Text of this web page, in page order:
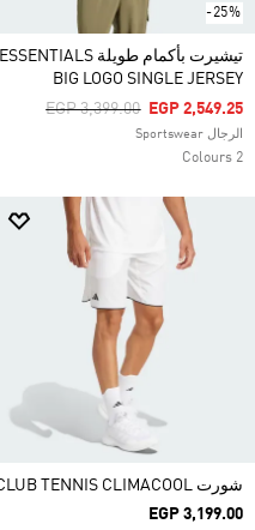
-25%
تيشيرت بأكمام طويلة ESSENTIALS
BIG LOGO SINGLE JERSEY
Price Reduced From
EGP 3,399.00ToEGP 2,549.25
الرجال Sportswear
2 Colours
شورت CLUB TENNIS CLIMACOOL
EGP 3,199.00